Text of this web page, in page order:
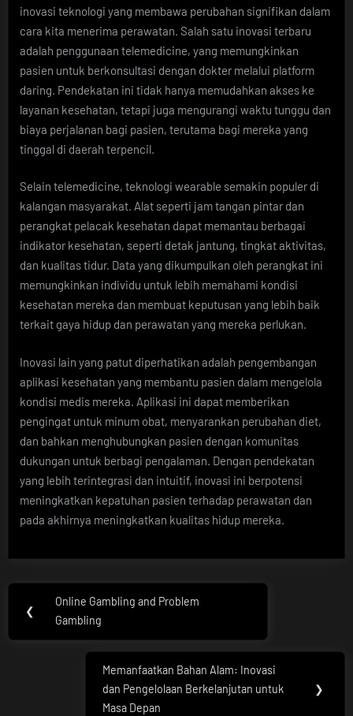
inovasi teknologi yang membawa perubahan signifikan dalam
cara kita menerima perawatan. Salah satu inovasi terbaru
adalah penggunaan telemedicine, yang memungkinkan
pasien untuk berkonsultasi dengan dokter melalui platform
daring. Pendekatan ini tidak hanya memudahkan akses ke
layanan kesehatan, tetapi juga mengurangi waktu tunggu dan
biaya perjalanan bagi pasien, terutama bagi mereka yang
tinggal di daerah terpencil.
Selain telemedicine, teknologi wearable semakin populer di
kalangan masyarakat. Alat seperti jam tangan pintar dan
perangkat pelacak kesehatan dapat memantau berbagai
indikator kesehatan, seperti detak jantung, tingkat aktivitas,
dan kualitas tidur. Data yang dikumpulkan oleh perangkat ini
memungkinkan individu untuk lebih memahami kondisi
kesehatan mereka dan membuat keputusan yang lebih baik
terkait gaya hidup dan perawatan yang mereka perlukan.
Inovasi lain yang patut diperhatikan adalah pengembangan
aplikasi kesehatan yang membantu pasien dalam mengelola
kondisi medis mereka. Aplikasi ini dapat memberikan
pengingat untuk minum obat, menyarankan perubahan diet,
dan bahkan menghubungkan pasien dengan komunitas
dukungan untuk berbagi pengalaman. Dengan pendekatan
yang lebih terintegrasi dan intuitif, inovasi ini berpotensi
meningkatkan kepatuhan pasien terhadap perawatan dan
pada akhirnya meningkatkan kualitas hidup mereka.
Post
navigation
❮
Previous
Post:
Online Gambling and Problem
Gambling
Next
Post:
Memanfaatkan Bahan Alam: Inovasi
dan Pengelolaan Berkelanjutan untuk
Masa Depan
❯